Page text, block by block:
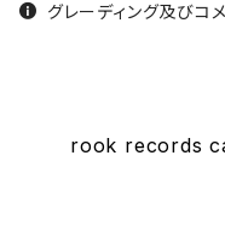
グレーディング及びコ
rook records